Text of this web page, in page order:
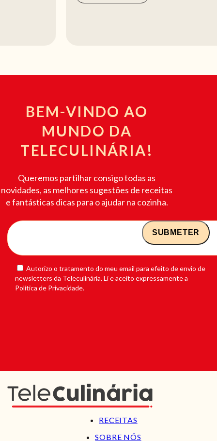
BEM-VINDO AO
MUNDO DA
TELECULINÁRIA!
Queremos partilhar consigo todas as
novidades, as melhores sugestões de receitas
e fantásticas dicas para o ajudar na cozinha.
Autorizo o tratamento do meu email para efeito de envio de
newsletters da Teleculinária. Li e aceito expressamente a
Política de Privacidade.
RECEITAS
SOBRE NÓS